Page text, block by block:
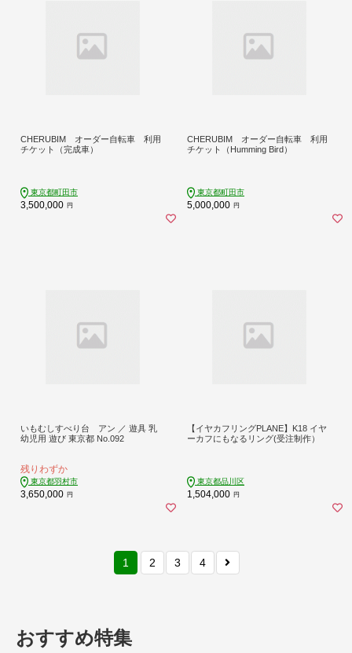
CHERUBIM オーダー自転車 利用
チケット（完成車）
東京都町田市
3,500,000 円
CHERUBIM オーダー自転車 利用
チケット（Humming Bird）
東京都町田市
5,000,000 円
いもむしすべり台 アン ／ 遊具 乳
幼児用 遊び 東京都 No.092
残りわずか
東京都羽村市
3,650,000 円
【イヤカフリングPLANE】K18 イヤ
ーカフにもなるリング(受注制作）
東京都品川区
1,504,000 円
1 2 3 4
おすすめ特集